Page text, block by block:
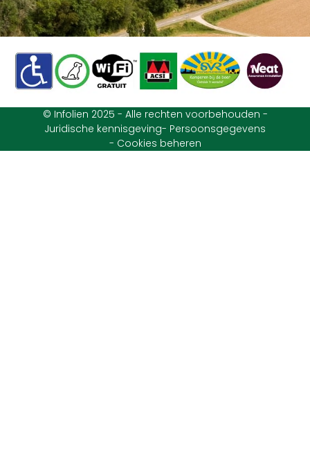
© Infolien 2025 - Alle rechten voorbehouden -
Juridische kennisgeving- Persoonsgegevens
- Cookies beheren